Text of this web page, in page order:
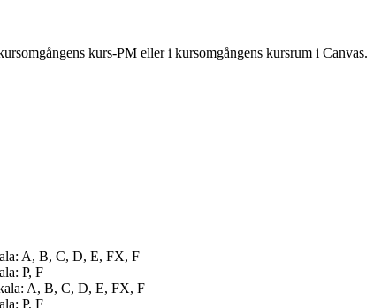
kurs-PM eller i kursomgångens kursrum i Canvas.
A, B, C, D, E, FX, F
P, F
A, B, C, D, E, FX, F
P, F